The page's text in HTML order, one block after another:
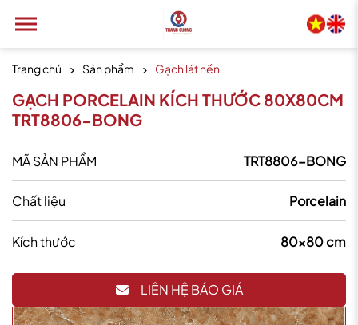
Trang chủ Sản phẩm Gạch lát nền
GẠCH PORCELAIN KÍCH THƯỚC 80X80CM
TRT8806-BONG
MÃ SẢN PHẨM TRT8806-BONG
Chất liệu Porcelain
Kích thước 80x80 cm
LIÊN HỆ BÁO GIÁ